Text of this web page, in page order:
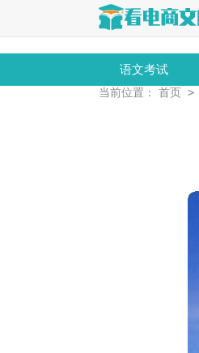
语文考试
当前位置： 首页 >